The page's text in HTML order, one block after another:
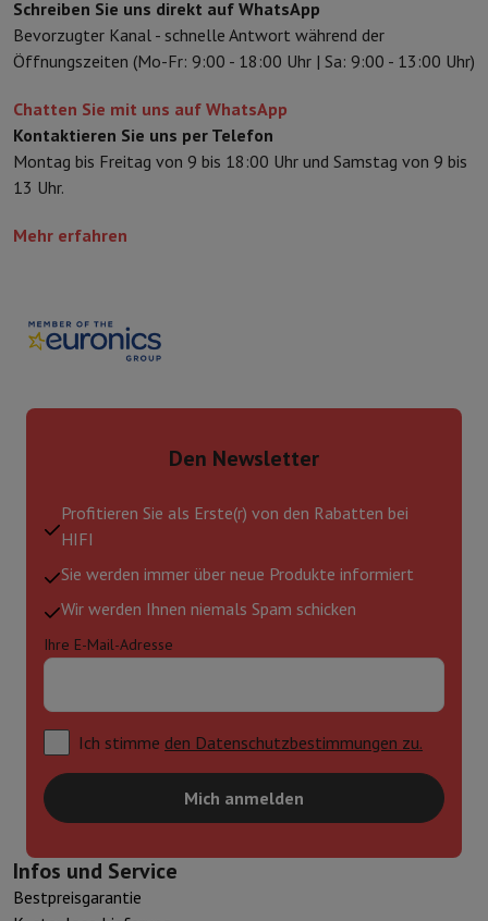
Schreiben Sie uns direkt auf WhatsApp
Bevorzugter Kanal - schnelle Antwort während der
Öffnungszeiten (Mo-Fr: 9:00 - 18:00 Uhr | Sa: 9:00 - 13:00 Uhr)
Chatten Sie mit uns auf WhatsApp
Kontaktieren Sie uns per Telefon
Montag bis Freitag von 9 bis 18:00 Uhr und Samstag von 9 bis
13 Uhr.
Mehr erfahren
Den Newsletter
Profitieren Sie als Erste(r) von den Rabatten bei
HIFI
Sie werden immer über neue Produkte informiert
Wir werden Ihnen niemals Spam schicken
Ihre E-Mail-Adresse
Ich stimme den Datenschutzbestimmungen zu.
Mich anmelden
Infos und Service
Bestpreisgarantie